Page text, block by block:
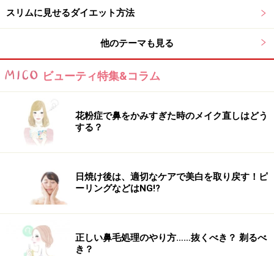
スリムに見せるダイエット方法
他のテーマも見る
ビューティ特集&コラム
花粉症で鼻をかみすぎた時のメイク直しはどう
する？
日焼け後は、適切なケアで美白を取り戻す！ピ
ーリングなどはNG!?
正しい鼻毛処理のやり方……抜くべき？ 剃るべ
き？